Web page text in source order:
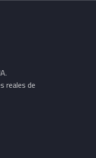
reales de